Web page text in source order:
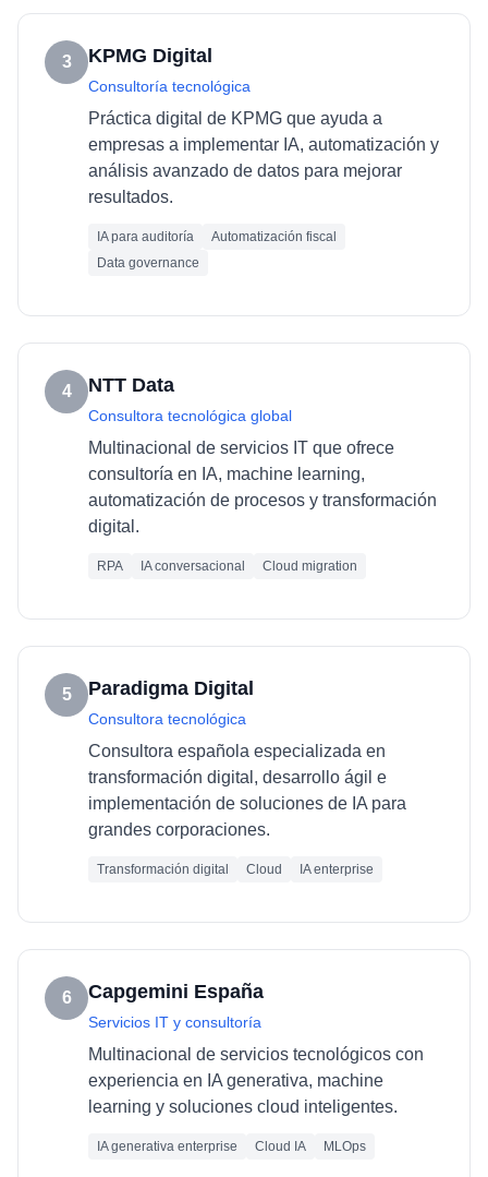
3 KPMG Digital
Consultoría tecnológica
Práctica digital de KPMG que ayuda a
empresas a implementar IA, automatización y
análisis avanzado de datos para mejorar
resultados.
IA para auditoría
Automatización fiscal
Data governance
4 NTT Data
Consultora tecnológica global
Multinacional de servicios IT que ofrece
consultoría en IA, machine learning,
automatización de procesos y transformación
digital.
RPA IA conversacional Cloud migration
5 Paradigma Digital
Consultora tecnológica
Consultora española especializada en
transformación digital, desarrollo ágil e
implementación de soluciones de IA para
grandes corporaciones.
Transformación digital Cloud IA enterprise
6 Capgemini España
Servicios IT y consultoría
Multinacional de servicios tecnológicos con
experiencia en IA generativa, machine
learning y soluciones cloud inteligentes.
IA generativa enterprise Cloud IA MLOps